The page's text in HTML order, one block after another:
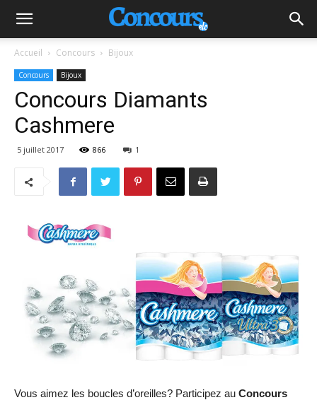
Accueil Concours Bijoux
Concours Bijoux
Concours Diamants
Cashmere
5 juillet 2017 866 1
Vous aimez les boucles d’oreilles? Participez au Concours